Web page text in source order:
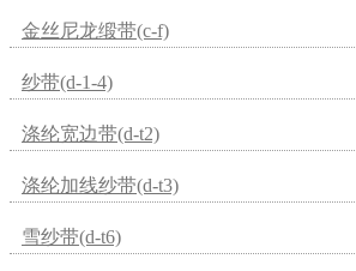
金丝尼龙缎带(c-f)
纱带(d-1-4)
涤纶宽边带(d-t2)
涤纶加线纱带(d-t3)
雪纱带(d-t6)